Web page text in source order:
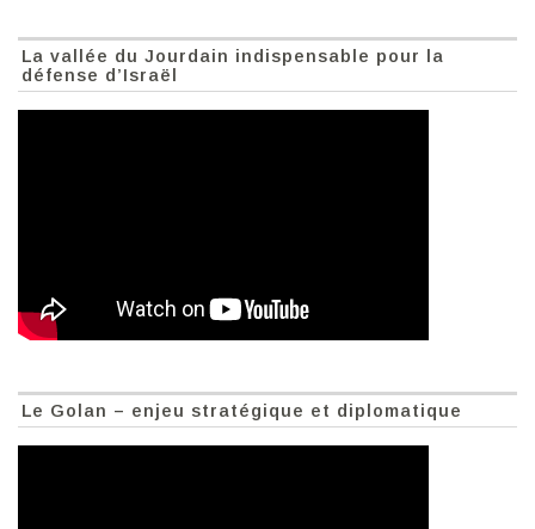
La vallée du Jourdain indispensable pour la
défense d’Israël
Le Golan – enjeu stratégique et diplomatique